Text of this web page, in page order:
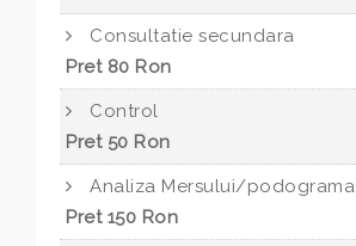
Consultatie secundara
Pret 80 Ron
Control
Pret 50 Ron
Analiza Mersului/podograma
Pret 150 Ron